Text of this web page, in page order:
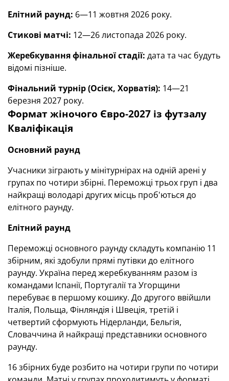
Елітний раунд: 6—11 жовтня 2026 року.
Стикові матчі: 12—26 листопада 2026 року.
Жеребкування фінальної стадії: дата та час будуть
відомі пізніше.
Фінальний турнір (Осієк, Хорватія): 14—21
березня 2027 року.
Формат жіночого Євро-2027 із футзалу
Кваліфікація
Основний раунд
Учасники зіграють у мінітурнірах на одній арені у
групах по чотири збірні. Переможці трьох груп і два
найкращі володарі других місць проб'ються до
елітного раунду.
Елітний раунд
Переможці основного раунду складуть компанію 11
збірним, які здобули прямі путівки до елітного
раунду. Україна перед жеребкуванням разом із
командами Іспанії, Португалії та Угорщини
перебуває в першому кошику. До другого ввійшли
Італія, Польща, Фінляндія і Швеція, третій і
четвертий сформують Нідерланди, Бельгія,
Словаччина й найкращі представники основного
раунду.
16 збірних буде розбито на чотири групи по чотири